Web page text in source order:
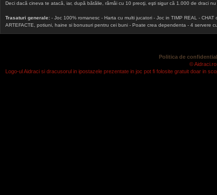
Deci dacă cineva te atacă, iar, după bătălie, rămâi cu 10 preoţi, eşti sigur că 1.000 de draci
Trasaturi generale: - Joc 100% romanesc - Harta cu multi jucatori - Joc in TIMP REAL -
ARTEFACTE, potiuni, haine si bonusuri pentru cei buni - Poate crea dependenta - 4 servere
Politica de
©
Logo-ul Aidraci si dracusorul in ipostazele prezentate in joc pot fi folosite gratuit doar in